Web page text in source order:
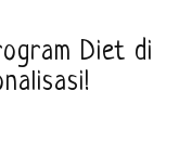
Diet di